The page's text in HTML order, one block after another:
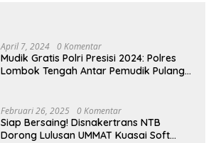
April 7, 2024 0 Komentar
Mudik Gratis Polri Presisi 2024: Polres
Lombok Tengah Antar Pemudik Pulang
Februari 26, 2025 0 Komentar
Siap Bersaing! Disnakertrans NTB
Dorong Lulusan UMMAT Kuasai Soft